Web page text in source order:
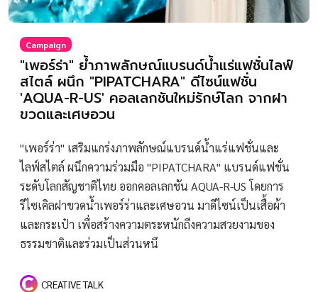
Campaign
"เพอร์ร่า" ย้ำภาพลักษณ์แบรนด์น้ำแร่แฟชั่นไลฟ์
สไตล์ ผนึก "PIPATCHARA" ดีไซน์แฟชั่น
'AQUA-R-US' คอลเลกชันใหม่รักษ์โลก จากฝา
ขวดและเศษอวน
"เพอร์ร่า" เสริมแกร่งภาพลักษณ์แบรนด์น้ำแร่แฟชั่นและ
ไลฟ์สไตล์ ผนึกความร่วมมือ "PIPATCHARA" แบรนด์แฟชั่น
ระดับโลกสัญชาติไทย ออกคอลเลกชัน AQUA-R-US โดยการ
รีไซเคิลฝาขวดน้ำเพอร์ร่าและเศษอวน มาดีไซน์เป็นเสื้อผ้า
และกระเป๋า เพื่อสร้างความตระหนักถึงความสวยงามของ
ธรรมชาติและร่วมเป็นส่วนหนึ
CREATIVE TALK